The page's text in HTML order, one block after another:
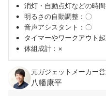
消灯・自動点灯などの時
明るさの自動調整：〇
音声アシスタント：〇
タイマーやワークアウト
体組成計：×
元ガジェットメーカー
八幡康平